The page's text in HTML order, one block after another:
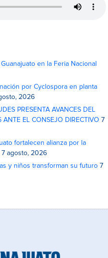
en la Feria Nacional
por Cyclospora en planta
2026
PRESENTA AVANCES DEL
EL CONSEJO DIRECTIVO 7
fortalecen alianza por la
7 agosto, 2026
y niños transforman su futuro 7